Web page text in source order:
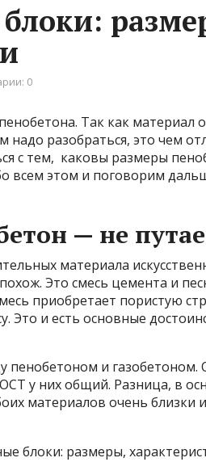
0
Так как материал
надо разобраться, это чем
с тем, каковы размеры
всем этом и поговорим
— не
материала
Это смесь цемента и
приобретает пористую
Это и есть основные
пенобетоном и газобетоном.
у них общий. Разница, в
материалов очень близки